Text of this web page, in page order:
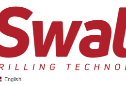
English